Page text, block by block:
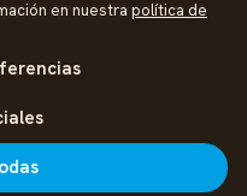
en nuestra política de